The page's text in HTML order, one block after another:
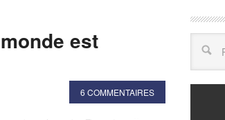
est
6 COMMENTAIRES